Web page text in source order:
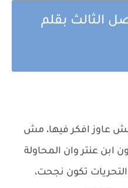
الثالث بقلم
عاوز افكر فيها، مش
ابن عنتر وان المحاولة
التحريات تكون نجحت،